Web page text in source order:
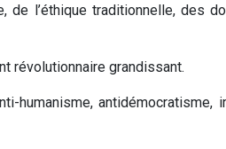
l’éthique traditionnelle, des
révolutionnaire grandissant.
humanisme, antidémocratisme,